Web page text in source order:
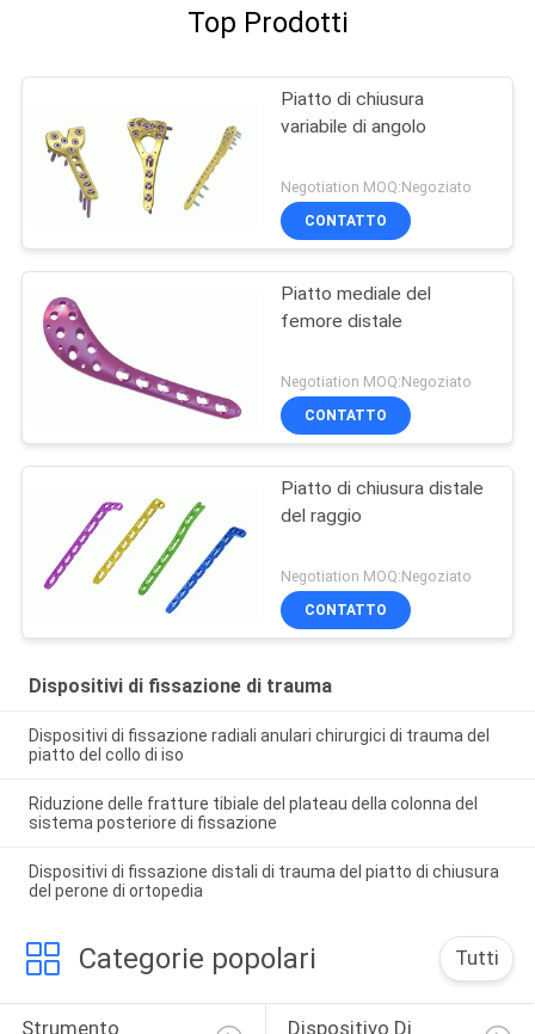
Top Prodotti
Piatto di chiusura
variabile di angolo
Negotiation MOQ:Negoziato
CONTATTO
Piatto mediale del
femore distale
Negotiation MOQ:Negoziato
CONTATTO
Piatto di chiusura distale
del raggio
Negotiation MOQ:Negoziato
CONTATTO
Dispositivi di fissazione di trauma
Dispositivi di fissazione radiali anulari chirurgici di trauma del
piatto del collo di iso
Riduzione delle fratture tibiale del plateau della colonna del
sistema posteriore di fissazione
Dispositivi di fissazione distali di trauma del piatto di chiusura
del perone di ortopedia
Categorie popolari Tutti
Strumento Dispositivo Di